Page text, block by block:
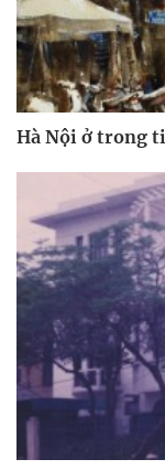
Hà Nội ở trong